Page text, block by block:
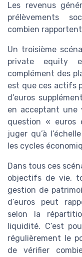
Les revenus
prélèvements
combien
Un troisième
private equity
complément des
est que ces actifs
d’euros
en acceptant une
question « euros
juger qu’à
les cycles
Dans tous ces
objectifs de vie,
gestion de
d’euros peut
selon la
liquidité. C’est
régulièrement le
de vérifier